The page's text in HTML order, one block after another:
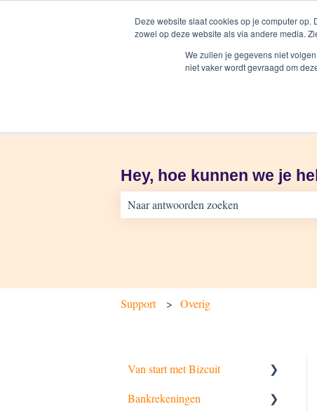
Deze website slaat cookies op je computer
zowel op deze website als via andere media.
We zullen je gegevens niet
niet vaker wordt gevraagd om
Hey, hoe kunnen we je
Support Overig
Van start met Bizcuit
Start Nu
Bankrekeningen